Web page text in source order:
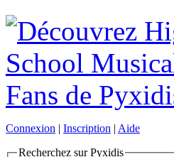
Connexion | Inscription | Aide
Recherchez sur Pyxidis